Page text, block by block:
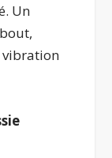
Un
vibration